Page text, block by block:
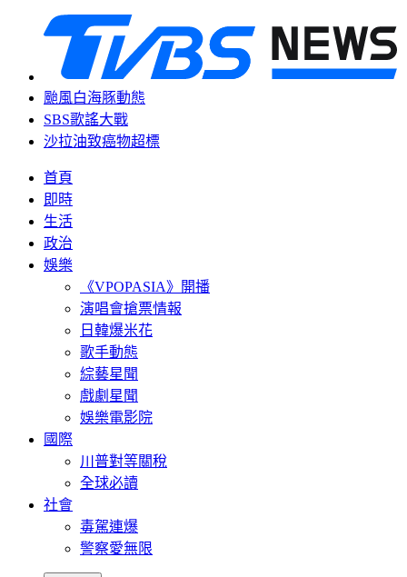
颱風白海豚動態
SBS歌謠大戰
沙拉油致癌物超標
首頁
即時
生活
政治
娛樂
《VPOPASIA》開播
演唱會搶票情報
日韓爆米花
歌手動態
綜藝星聞
戲劇星聞
娛樂電影院
國際
川普對等關稅
全球必讀
社會
毒駕連爆
警察愛無限